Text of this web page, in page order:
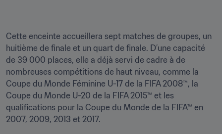
Cette enceinte accueillera sept matches de groupes, un
huitième de finale et un quart de finale. D’une capacité
de 39 000 places, elle a déjà servi de cadre à de
nombreuses compétitions de haut niveau, comme la
Coupe du Monde Féminine U-17 de la FIFA 2008™, la
Coupe du Monde U-20 de la FIFA 2015™ et les
qualifications pour la Coupe du Monde de la FIFA™ en
2007, 2009, 2013 et 2017.